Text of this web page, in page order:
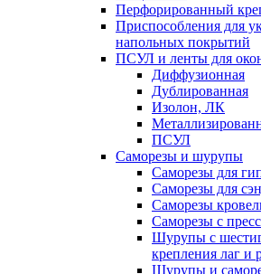
Перфорированный
Приспособления для
напольных покрытий
ПСУЛ и ленты для
Диффузионная
Дублированная
Изолон, ЛК
ПСУЛ
Саморезы и шурупы
Саморезы для
Саморезы для
Саморезы
Саморезы с
Шурупы с
крепления лаг и
Шурупы и